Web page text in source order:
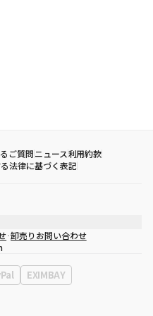
ご質問ニュース利用約款
法律に基づく表記
路513、3階(三成洞、coex)
卸売りお問い合わせ
EXIMBAY